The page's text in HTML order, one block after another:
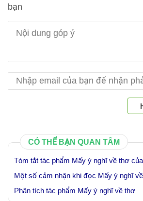
bạn
CÓ THỂ BẠN QUAN TÂM
Tóm tắt tác phẩm Mấy ý nghĩ về thơ
Một số cảm nhận khi đọc Mấy ý nghĩ
Phân tích tác phẩm Mấy ý nghĩ về thơ